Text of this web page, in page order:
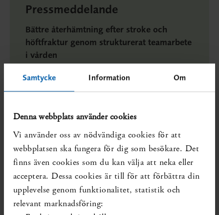
Samtycke Information Om
Denna webbplats använder cookies
Vi använder oss av nödvändiga cookies för att
webbplatsen ska fungera för dig som besökare. Det
finns även cookies som du kan välja att neka eller
acceptera. Dessa cookies är till för att förbättra din
upplevelse genom funktionalitet, statistik och
relevant marknadsföring:
Pressmeddelande
Bättre återhämtning efter stroke och
höftfraktur genom strukturerat teamarbete
i vården
Två SBU-rapporter ger samstämmiga resultat.
Äldre personer som har fått en stroke eller en
aktivt liv om vården är organiserad i team som
arbetar över yrkesgränserna.
Läs pressmeddelandet
Tre frågor till Lotta Widén